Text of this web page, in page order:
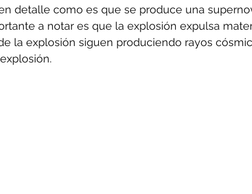
detalle como es que se produce una
a notar es que la explosión expulsa
la explosión siguen produciendo rayos